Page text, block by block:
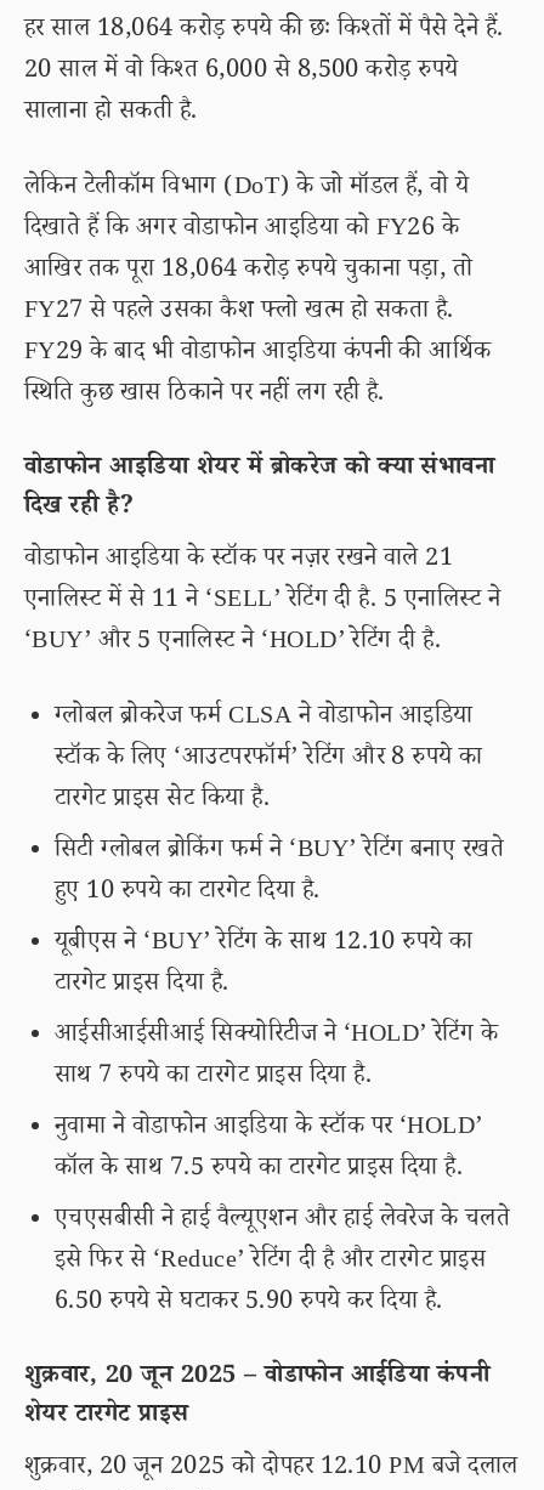
हर साल 18,064 करोड़ रुपये की छः किश्तों में पैसे देने हैं.
20 साल में वो किश्त 6,000 से 8,500 करोड़ रुपये
सालाना हो सकती है.
लेकिन टेलीकॉम विभाग (DoT) के जो मॉडल हैं, वो ये
दिखाते हैं कि अगर वोडाफोन आइडिया को FY26 के
आखिर तक पूरा 18,064 करोड़ रुपये चुकाना पड़ा, तो
FY27 से पहले उसका कैश फ्लो खत्म हो सकता है.
FY29 के बाद भी वोडाफोन आइडिया कंपनी की आर्थिक
स्थिति कुछ खास ठिकाने पर नहीं लग रही है.
वोडाफोन आइडिया शेयर में ब्रोकरेज को क्या संभावना
दिख रही है?
वोडाफोन आइडिया के स्टॉक पर नज़र रखने वाले 21
एनालिस्ट में से 11 ने ‘SELL’ रेटिंग दी है. 5 एनालिस्ट ने
‘BUY’ और 5 एनालिस्ट ने ‘HOLD’ रेटिंग दी है.
ग्लोबल ब्रोकरेज फर्म CLSA ने वोडाफोन आइडिया
स्टॉक के लिए ‘आउटपरफॉर्म’ रेटिंग और 8 रुपये का
टारगेट प्राइस सेट किया है.
सिटी ग्लोबल ब्रोकिंग फर्म ने ‘BUY’ रेटिंग बनाए रखते
हुए 10 रुपये का टारगेट दिया है.
यूबीएस ने ‘BUY’ रेटिंग के साथ 12.10 रुपये का
टारगेट प्राइस दिया है.
आईसीआईसीआई सिक्योरिटीज ने ‘HOLD’ रेटिंग के
साथ 7 रुपये का टारगेट प्राइस दिया है.
नुवामा ने वोडाफोन आइडिया के स्टॉक पर ‘HOLD’
कॉल के साथ 7.5 रुपये का टारगेट प्राइस दिया है.
एचएसबीसी ने हाई वैल्यूएशन और हाई लेवरेज के चलते
इसे फिर से ‘Reduce’ रेटिंग दी है और टारगेट प्राइस
6.50 रुपये से घटाकर 5.90 रुपये कर दिया है.
शुक्रवार, 20 जून 2025 – वोडाफोन आईडिया कंपनी
शेयर टारगेट प्राइस
शुक्रवार, 20 जून 2025 को दोपहर 12.10 PM बजे दलाल